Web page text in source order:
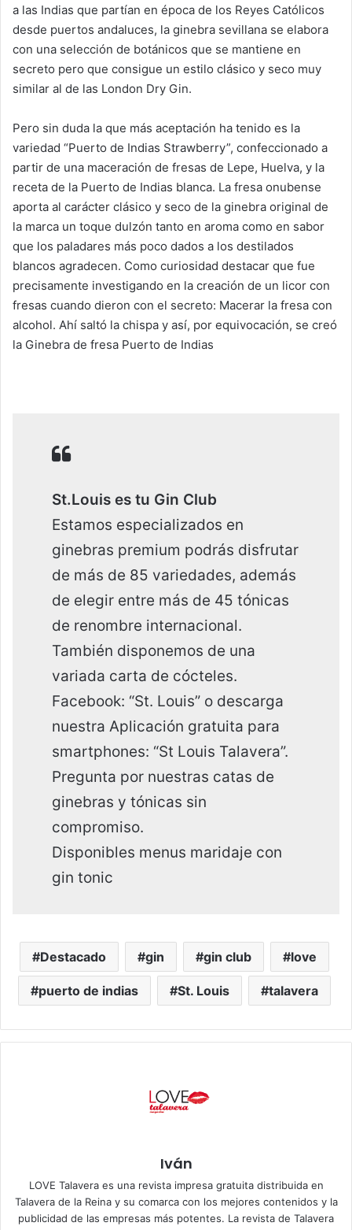
a las Indias que partían en época de los Reyes Católicos
desde puertos andaluces, la ginebra sevillana se elabora
con una selección de botánicos que se mantiene en
secreto pero que consigue un estilo clásico y seco muy
similar al de las London Dry Gin.
Pero sin duda la que más aceptación ha tenido es la
variedad “Puerto de Indias Strawberry”, confeccionado a
partir de una maceración de fresas de Lepe, Huelva, y la
receta de la Puerto de Indias blanca. La fresa onubense
aporta al carácter clásico y seco de la ginebra original de
la marca un toque dulzón tanto en aroma como en sabor
que los paladares más poco dados a los destilados
blancos agradecen. Como curiosidad destacar que fue
precisamente investigando en la creación de un licor con
fresas cuando dieron con el secreto: Macerar la fresa con
alcohol. Ahí saltó la chispa y así, por equivocación, se creó
la Ginebra de fresa Puerto de Indias
St.Louis es tu Gin Club
Estamos especializados en
ginebras premium podrás disfrutar
de más de 85 variedades, además
de elegir entre más de 45 tónicas
de renombre internacional.
También disponemos de una
variada carta de cócteles.
Facebook: “St. Louis” o descarga
nuestra Aplicación gratuita para
smartphones: “St Louis Talavera”.
Pregunta por nuestras catas de
ginebras y tónicas sin
compromiso.
Disponibles menus maridaje con
gin tonic
Destacado gin gin club love
puerto de indias St. Louis talavera
Iván
LOVE Talavera es una revista impresa gratuita distribuida en
Talavera de la Reina y su comarca con los mejores contenidos y la
publicidad de las empresas más potentes. La revista de Talavera